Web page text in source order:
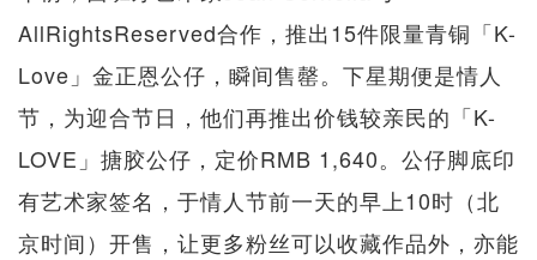
AllRightsReserved合作，推出15件限量青铜「K-
Love」金正恩公仔，瞬间售罄。下星期便是情人
节，为迎合节日，他们再推出价钱较亲民的「K-
LOVE」搪胶公仔，定价RMB 1,640。公仔脚底印
有艺术家签名，于情人节前一天的早上10时（北
京时间）开售，让更多粉丝可以收藏作品外，亦能